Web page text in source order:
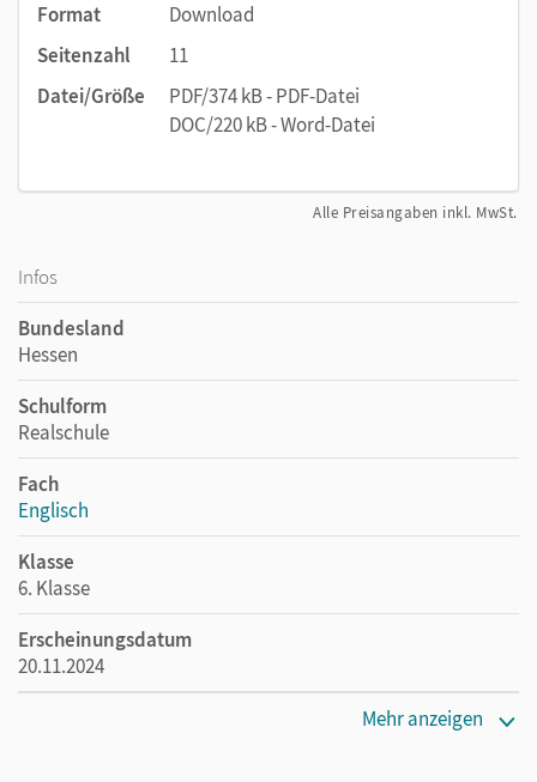
Format
Download
Seitenzahl
11
Datei/Größe
PDF/374 kB - PDF-Datei
DOC/220 kB - Word-Datei
Alle Preisangaben inkl. MwSt.
Infos
Bundesland
Hessen
Schulform
Realschule
Fach
Englisch
Klasse
6. Klasse
Erscheinungsdatum
20.11.2024
Mehr anzeigen